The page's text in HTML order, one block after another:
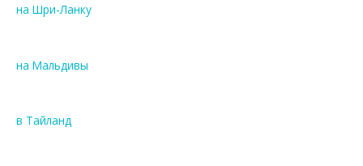
на Шри-Ланку
на Мальдивы
в Тайланд